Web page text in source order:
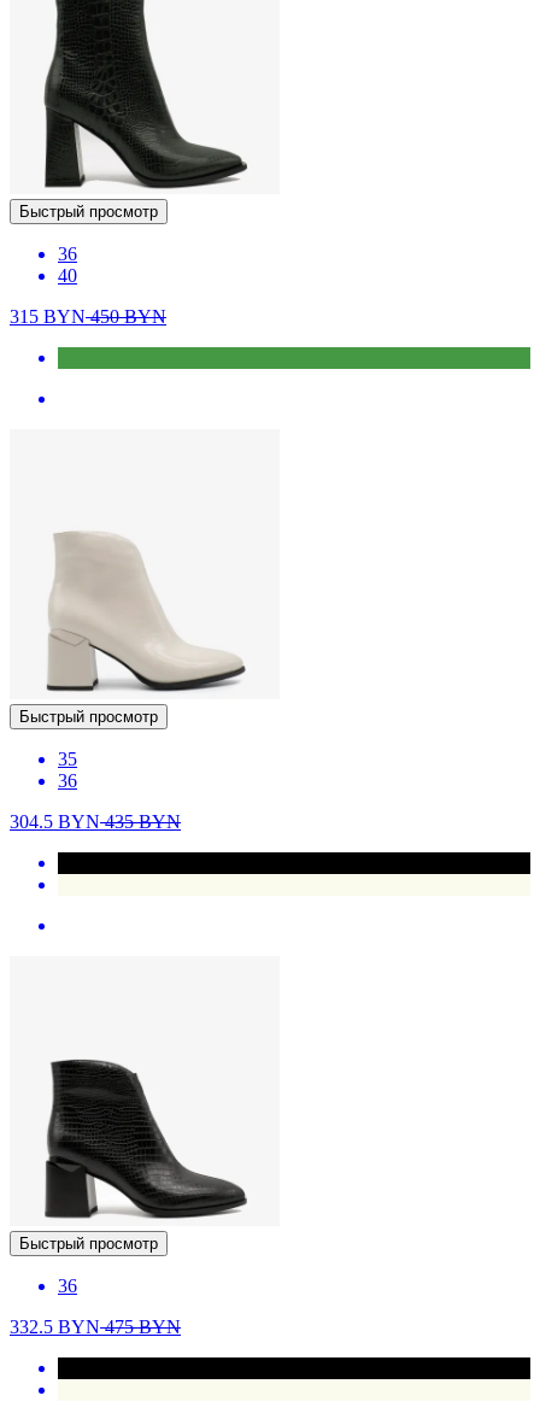
Быстрый просмотр
36
40
315 BYN450BYN
Быстрый просмотр
35
36
304.5 BYN435BYN
Быстрый просмотр
36
332.5 BYN475BYN